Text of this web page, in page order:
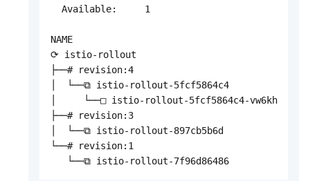
  Available:     1
NAME                                       KIND
⟳ istio-rollout
├──# revision:4
│  └──⧉ istio-rollout-5fcf5864c4
│     └──□ istio-rollout-5fcf5864c4-vw6kh
├──# revision:3
│  └──⧉ istio-rollout-897cb5b6d
└──# revision:1
└──⧉ istio-rollout-7f96d86486